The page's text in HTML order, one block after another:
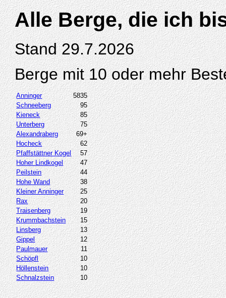
Alle Berge, die ich
Stand 29.7.2026
Berge mit 10 oder mehr
Anninger
5835
Schneeberg
95
Kieneck
85
Unterberg
75
Alexandraberg
69+
Hocheck
62
Pfaffstättner Kogel
57
Hoher Lindkogel
47
Peilstein
44
Hohe Wand
38
Kleiner Anninger
25
Rax
20
Traisenberg
19
Krummbachstein
15
Linsberg
13
Gippel
12
Paulmauer
11
Schöpfl
10
Höllenstein
10
Schnalzstein
10